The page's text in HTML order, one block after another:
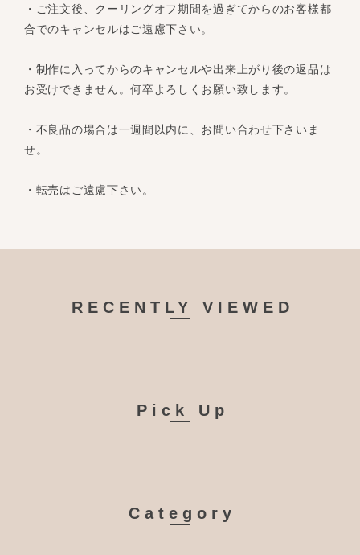
・ご注文後、クーリングオフ期間を過ぎてからのお客様都
合でのキャンセルはご遠慮下さい。
・制作に入ってからのキャンセルや出来上がり後の返品は
お受けできません。何卒よろしくお願い致します。
・不良品の場合は一週間以内に、お問い合わせ下さいま
せ。
・転売はご遠慮下さい。
RECENTLY VIEWED
Pick Up
Category